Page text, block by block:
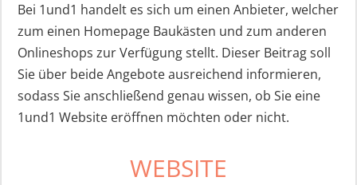
Bei 1und1 handelt es sich um einen Anbieter, welcher
zum einen Homepage Baukästen und zum anderen
Onlineshops zur Verfügung stellt. Dieser Beitrag soll
Sie über beide Angebote ausreichend informieren,
sodass Sie anschließend genau wissen, ob Sie eine
1und1 Website eröffnen möchten oder nicht.
WEBSITE